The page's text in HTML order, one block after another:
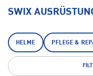
SWIX
HELME PFLEGE &